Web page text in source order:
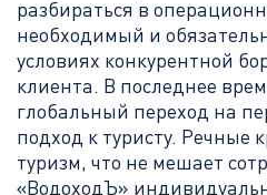
разбираться в
необходимый и
условиях конкурентной
клиента. В последнее
глобальный переход на
подход к туристу. Речные
туризм, что не мешает
«ВодоходЪ»